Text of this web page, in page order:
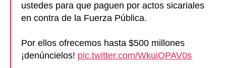
ustedes para que paguen por actos sicariales
en contra de la Fuerza Pública.
Por ellos ofrecemos hasta $500 millones
¡denúncielos! pic.twitter.com/WkuiOPAV0s